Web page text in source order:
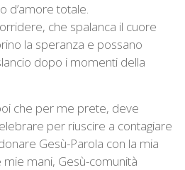
d’amore totale.
che spalanca il cuore
la speranza e possano
dopo i momenti della
che per me prete, deve
per riuscire a contagiare
Gesù-Parola con la mia
mani, Gesù-comunità